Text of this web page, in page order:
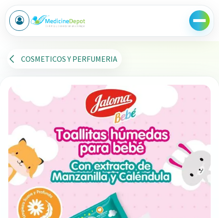
Ir al contenido
COSMETICOS Y PERFUMERIA